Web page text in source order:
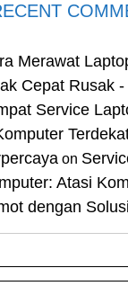
Merawat
Cepat Rusak
Service
on
Atasi
dengan